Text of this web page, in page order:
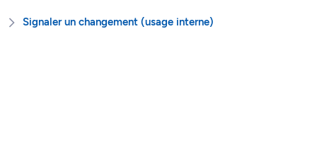
Signaler un changement (usage interne)